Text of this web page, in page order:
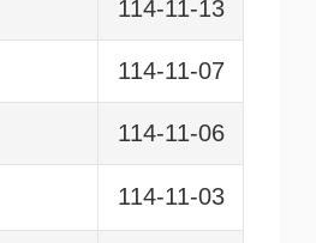
114-11-13
114-11-07
114-11-06
114-11-03